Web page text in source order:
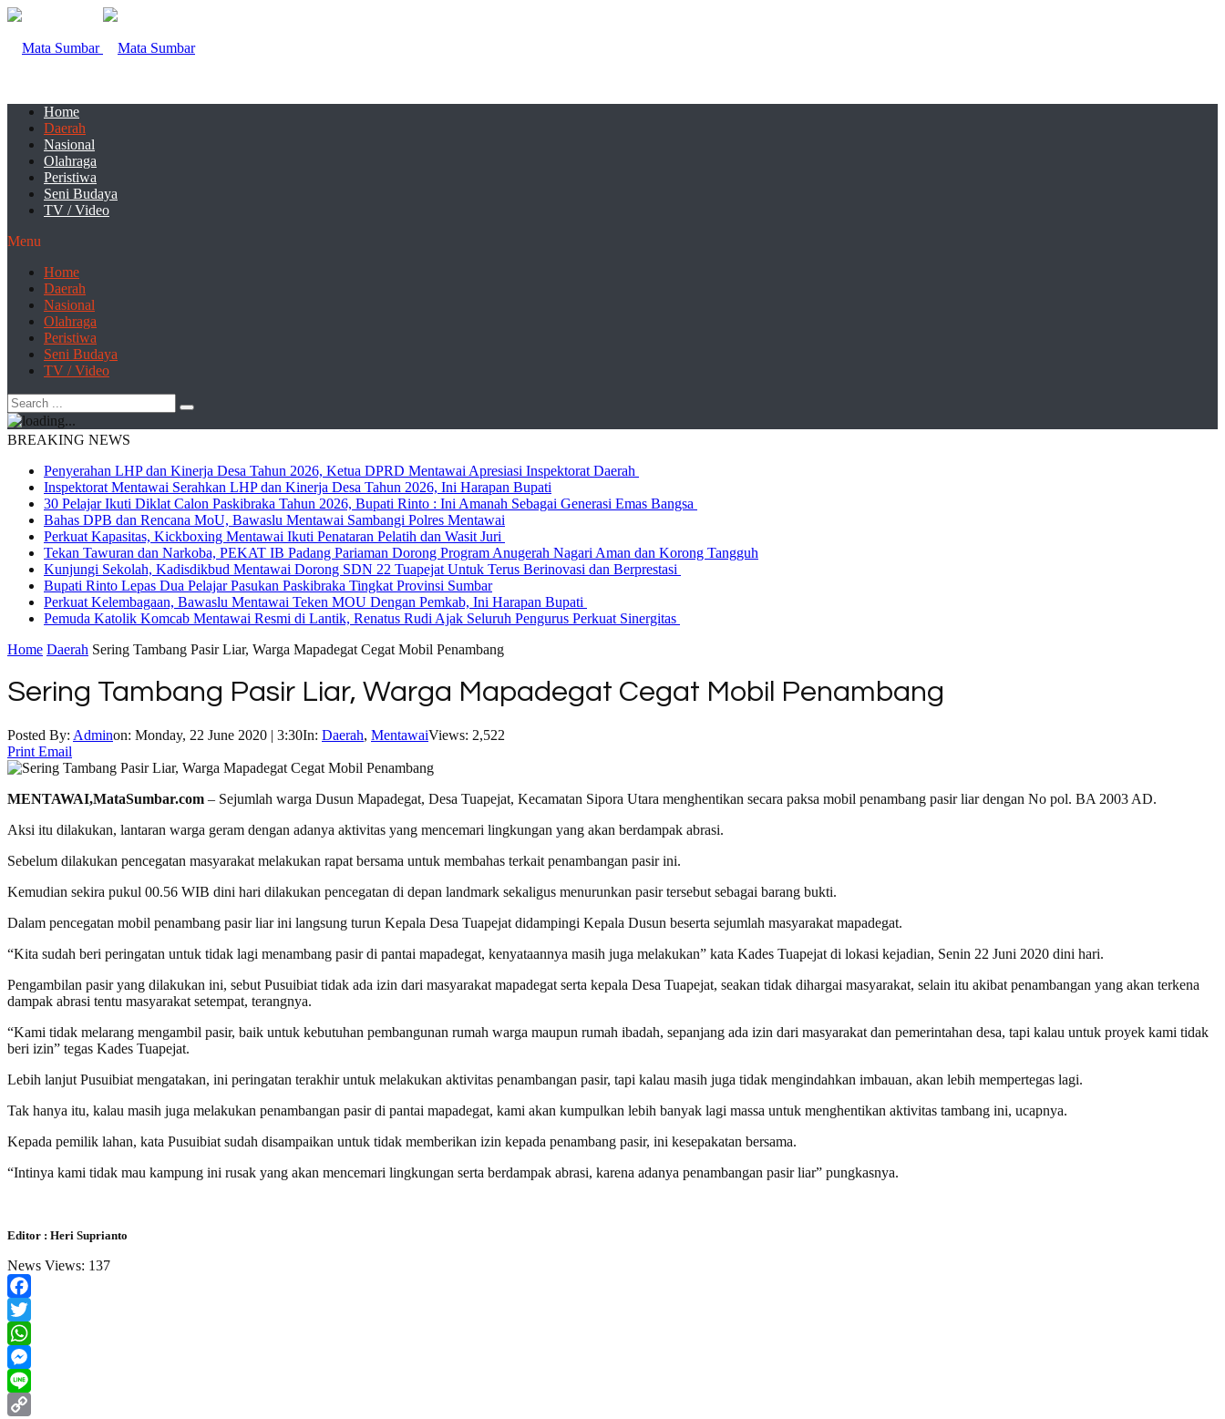
Home
Daerah
Nasional
Olahraga
Peristiwa
Seni Budaya
TV / Video
Menu
Home
Daerah
Nasional
Olahraga
Peristiwa
Seni Budaya
TV / Video
BREAKING NEWS
Penyerahan LHP dan Kinerja Desa Tahun 2026, Ketua DPRD Mentawai Apresiasi Inspektorat Daerah
Inspektorat Mentawai Serahkan LHP dan Kinerja Desa Tahun 2026, Ini Harapan Bupati
30 Pelajar Ikuti Diklat Calon Paskibraka Tahun 2026, Bupati Rinto : Ini Amanah Sebagai Generasi Emas Bangsa
Bahas DPB dan Rencana MoU, Bawaslu Mentawai Sambangi Polres Mentawai
Perkuat Kapasitas, Kickboxing Mentawai Ikuti Penataran Pelatih dan Wasit Juri
Tekan Tawuran dan Narkoba, PEKAT IB Padang Pariaman Dorong Program Anugerah Nagari Aman dan Korong Tangguh
Kunjungi Sekolah, Kadisdikbud Mentawai Dorong SDN 22 Tuapejat Untuk Terus Berinovasi dan Berprestasi
Bupati Rinto Lepas Dua Pelajar Pasukan Paskibraka Tingkat Provinsi Sumbar
Perkuat Kelembagaan, Bawaslu Mentawai Teken MOU Dengan Pemkab, Ini Harapan Bupati
Pemuda Katolik Komcab Mentawai Resmi di Lantik, Renatus Rudi Ajak Seluruh Pengurus Perkuat Sinergitas
Home Daerah Sering Tambang Pasir Liar, Warga Mapadegat Cegat Mobil Penambang
Sering Tambang Pasir Liar, Warga Mapadegat Cegat Mobil Penambang
Posted By: Adminon: Monday, 22 June 2020 | 3:30In: Daerah, MentawaiViews: 2,522
Print Email
MENTAWAI,MataSumbar.com – Sejumlah warga Dusun Mapadegat, Desa Tuapejat, Kecamatan Sipora Utara menghentikan secara paksa mobil penambang pasir liar dengan No pol. BA 2003 AD.
Aksi itu dilakukan, lantaran warga geram dengan adanya aktivitas yang mencemari lingkungan yang akan berdampak abrasi.
Sebelum dilakukan pencegatan masyarakat melakukan rapat bersama untuk membahas terkait penambangan pasir ini.
Kemudian sekira pukul 00.56 WIB dini hari dilakukan pencegatan di depan landmark sekaligus menurunkan pasir tersebut sebagai barang bukti.
Dalam pencegatan mobil penambang pasir liar ini langsung turun Kepala Desa Tuapejat didampingi Kepala Dusun beserta sejumlah masyarakat mapadegat.
“Kita sudah beri peringatan untuk tidak lagi menambang pasir di pantai mapadegat, kenyataannya masih juga melakukan” kata Kades Tuapejat di lokasi kejadian, Senin 22 Juni 2020 dini hari.
Pengambilan pasir yang dilakukan ini, sebut Pusuibiat tidak ada izin dari masyarakat mapadegat serta kepala Desa Tuapejat, seakan tidak dihargai masyarakat, selain itu akibat penambangan yang akan terkena
dampak abrasi tentu masyarakat setempat, terangnya.
“Kami tidak melarang mengambil pasir, baik untuk kebutuhan pembangunan rumah warga maupun rumah ibadah, sepanjang ada izin dari masyarakat dan pemerintahan desa, tapi kalau untuk proyek kami tidak
beri izin” tegas Kades Tuapejat.
Lebih lanjut Pusuibiat mengatakan, ini peringatan terakhir untuk melakukan aktivitas penambangan pasir, tapi kalau masih juga tidak mengindahkan imbauan, akan lebih mempertegas lagi.
Tak hanya itu, kalau masih juga melakukan penambangan pasir di pantai mapadegat, kami akan kumpulkan lebih banyak lagi massa untuk menghentikan aktivitas tambang ini, ucapnya.
Kepada pemilik lahan, kata Pusuibiat sudah disampaikan untuk tidak memberikan izin kepada penambang pasir, ini kesepakatan bersama.
“Intinya kami tidak mau kampung ini rusak yang akan mencemari lingkungan serta berdampak abrasi, karena adanya penambangan pasir liar” pungkasnya.
Editor : Heri Suprianto
News Views: 137
Facebook
Twitter
WhatsApp
Messenger
Line